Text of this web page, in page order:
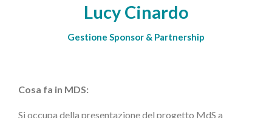
Lucy Cinardo
Gestione Sponsor & Partnership
Cosa fa in MDS:
Si occupa della presentazione del progetto MdS a